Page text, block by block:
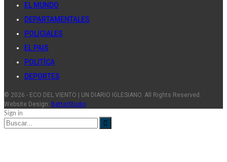
EL MUNDO
DEPARTAMENTALES
POLICIALES
EL PAIS
POLITÍCA
DEPORTES
© 2026 - ECO DEL VIENTO | UN DIARIO IGLESIANO. All Rights Reserved.
Website Design: BetterStudio
Sign in